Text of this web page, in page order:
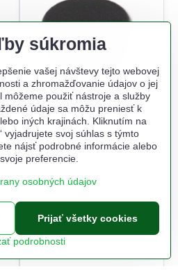
Záslepka o 38 mm hr.1-
3,5/100ks
Na sklade odbojna.sk
0,30 €
Do košíka
súkromia
vašej návštevy tejto webovej
a zhromažďovanie údajov o jej
môžeme použiť nástroje a služby
údaje sa môžu preniesť k
iných krajinách. Kliknutím na
vyjadrujete svoj súhlas s týmto
nájsť podrobné informácie alebo
preferencie.
osobných údajov
podrobnosti
Prijať všetky cookies